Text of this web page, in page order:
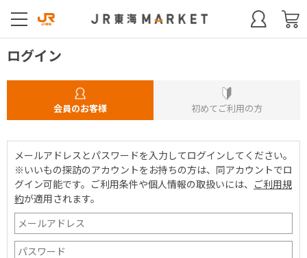
ログイン
会員のお客様 初めてご利用の方
メールアドレスとパスワードを入力してログインしてください。
※いいもの探訪のアカウントをお持ちの方は、同アカウントでロ
グイン可能です。 ご利用条件や個人情報の取扱いには、 ご利用規
約が適用されます。